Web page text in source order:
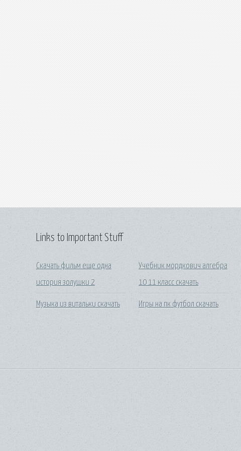
Links to Important Stuff
Скачать фильм еще одна
история золушки 2
Музыка из витальки скачать
Учебник мордкович алгебра
10 11 класс скачать
Игры на пк футбол скачать